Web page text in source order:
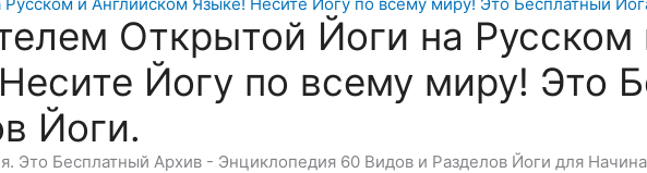
Открытой Йоги на Русском
Йогу по всему миру! Это
Йоги.
Это Бесплатный Архив - Энциклопедия 60 Видов и Разделов Йоги для